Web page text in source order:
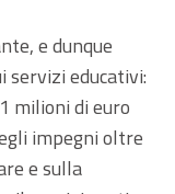
e dunque
servizi educativi:
milioni di euro
impegni oltre
e sulla